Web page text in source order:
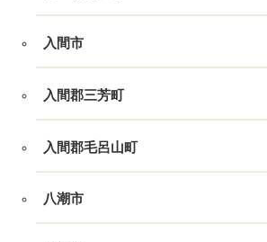
入間市
入間郡三芳町
入間郡毛呂山町
八潮市